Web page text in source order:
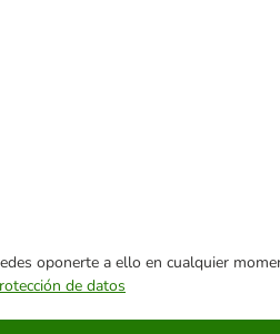
oponerte a ello en cualquier
de datos